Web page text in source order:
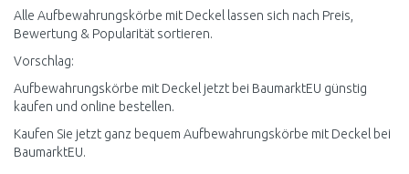
Alle Aufbewahrungskörbe mit Deckel lassen sich nach Preis,
Bewertung & Popularität sortieren.
Vorschlag:
Aufbewahrungskörbe mit Deckel jetzt bei BaumarktEU günstig
kaufen und online bestellen.
Kaufen Sie jetzt ganz bequem Aufbewahrungskörbe mit Deckel bei
BaumarktEU.